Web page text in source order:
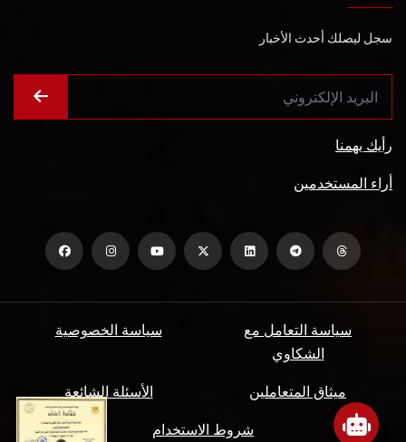
سجل ليصلك أحدث الأخبار
رأيك يهمنا
أراء المستخدمين
سياسة الخصوصية
سياسة التعامل مع
الشكاوي
الأسئلة الشائعة ميثاق المتعاملين
شروط الاستخدام